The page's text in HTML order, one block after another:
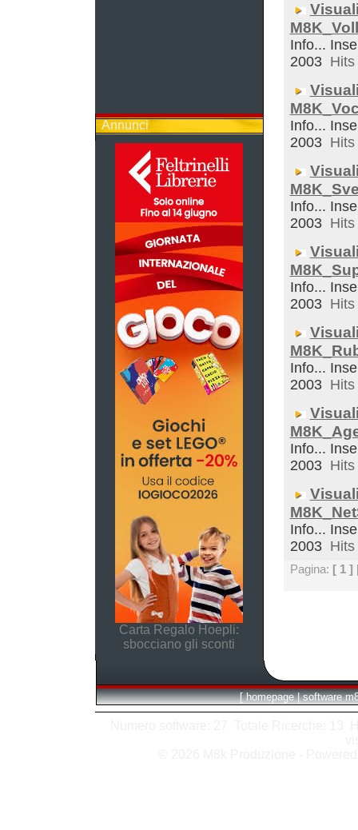
Annunci
Carta Regalo Hoepli:
sbocciano gli sconti
Info...
2003
Info...
2003
Info...
2003
Info...
2003
Info...
2003
Info...
2003
Info...
2003
Pagina: [ 1 ]
[ homepage | software